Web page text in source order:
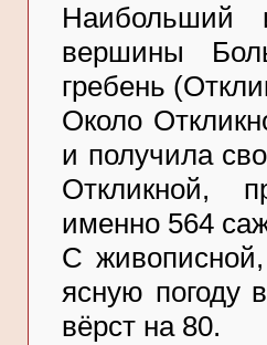
Наибольший
вершины
гребень
Около
и получила
Откликной,
именно 564
С
ясную погоду
вёрст на 80.